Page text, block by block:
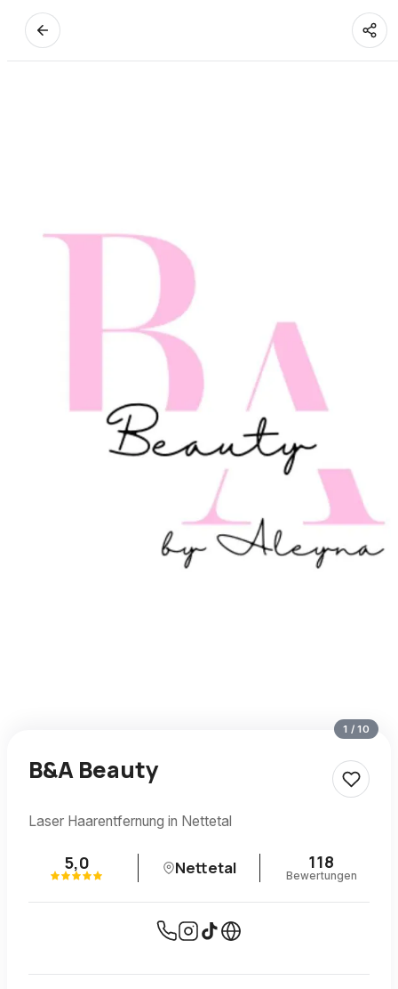
1 /10
B&A Beauty
Laser Haarentfernung in Nettetal
5,0 Nettetal 118
Bewertungen